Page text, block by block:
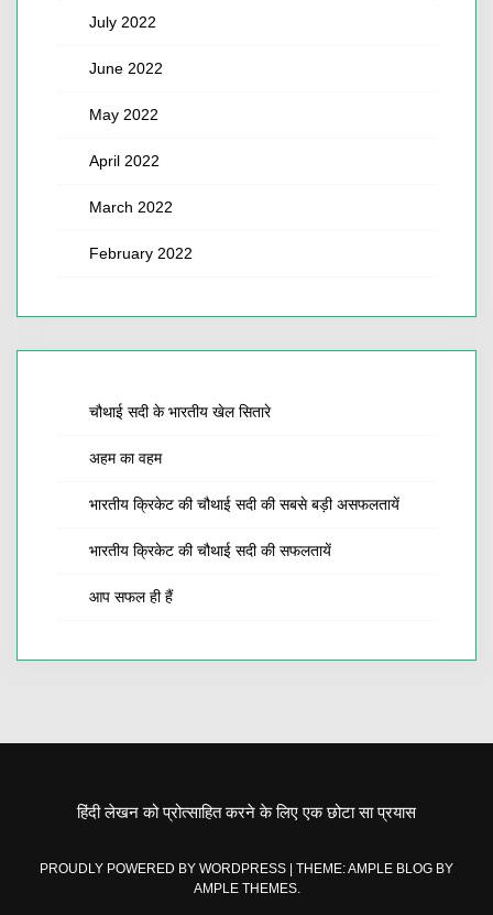
July 2022
June 2022
May 2022
April 2022
March 2022
February 2022
चौथाई सदी के भारतीय खेल सितारे
अहम का वहम
भारतीय क्रिकेट की चौथाई सदी की सबसे बड़ी असफलतायें
भारतीय क्रिकेट की चौथाई सदी की सफलतायें
आप सफल ही हैं
हिंदी लेखन को प्रोत्साहित करने के लिए एक छोटा सा प्रयास
PROUDLY POWERED BY WORDPRESS
THEME: AMPLE BLOG BY
AMPLE THEMES.